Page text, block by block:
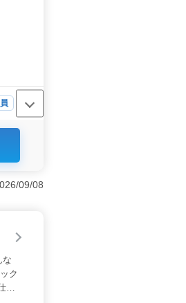
主09/08
な
ク